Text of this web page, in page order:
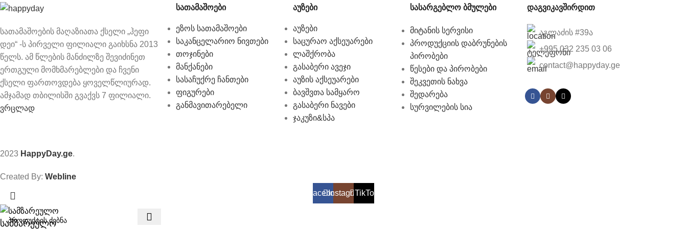
სათამაშოების მაღაზიათა ქსელი „ჰეფი
დეი“ -ს პირველი ფილიალი გაიხსნა 2013
წელს. ამ წლების მანძილზე შევიძინეთ
ერთგული მომხმარებლები და ჩვენი
ქსელი ფართოვდება ყოველწლიურად.
ამჯამად თბილისში გვაქვს 7 ფილიალი.
ვრცლად
სათამაშოები
ეზოს სათამაშოები
საკანცელარიო ნივთები
თოჯინები
მანქანები
სასაჩუქრე ჩანთები
ფიგურები
განმავითარებელი
აუზები
აუზები
საცურაო აქსეუარები
ლაშქრობა
გასაბერი ავეჯი
აუზის აქსეუარები
ბავშვთა სამყარო
გასაბერი ნავები
ჯაკუზი&სპა
სასარგებლო ბმულები
მიტანის სერვისი
პროდუქციის დაბრუნების
პირობები
წესები და პირობები
შეკვეთის ნახვა
შედარება
სურვილების სია
დაგვიკავშირდით
აგლაძის #39ა
+995 032 235 03 06
contact@happyday.ge
2023 HappyDay.ge.
Created By: Webline
FacebookInstagramTikTok
სამზარეულო